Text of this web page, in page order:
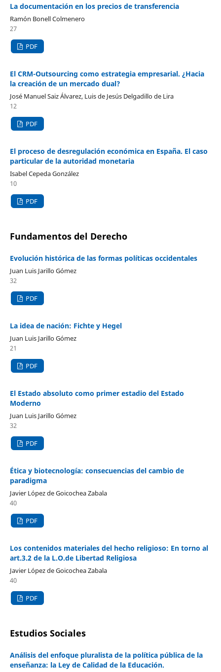
La documentación en los precios de transferencia
Ramón Bonell Colmenero
27
PDF
El CRM-Outsourcing como estrategia empresarial. ¿Hacia
la creación de un mercado dual?
José Manuel Saiz Álvarez, Luis de Jesús Delgadillo de Lira
12
PDF
El proceso de desregulación económica en España. El caso
particular de la autoridad monetaria
Isabel Cepeda González
10
PDF
Fundamentos del Derecho
Evolución histórica de las formas políticas occidentales
Juan Luis Jarillo Gómez
32
PDF
La idea de nación: Fichte y Hegel
Juan Luis Jarillo Gómez
21
PDF
El Estado absoluto como primer estadio del Estado
Moderno
Juan Luis Jarillo Gómez
32
PDF
Ética y biotecnología: consecuencias del cambio de
paradigma
Javier López de Goicochea Zabala
40
PDF
Los contenidos materiales del hecho religioso: En torno al
art.3.2 de la L.O.de Libertad Religiosa
Javier López de Goicochea Zabala
40
PDF
Estudios Sociales
Análisis del enfoque pluralista de la política pública de la
enseñanza: la Ley de Calidad de la Educación.